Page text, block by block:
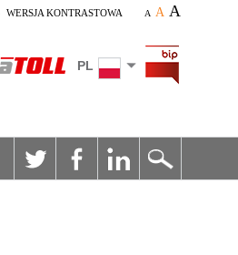
WERSJA KONTRASTOWA A A A
PL